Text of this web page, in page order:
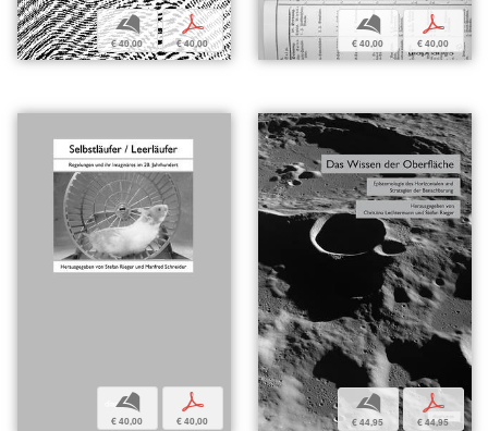
b
€ 40,00
p
€ 40,00
b
€ 40,00
p
€ 40,00
b
€ 40,00
p
€ 40,00
b
€ 44,95
p
€ 44,95